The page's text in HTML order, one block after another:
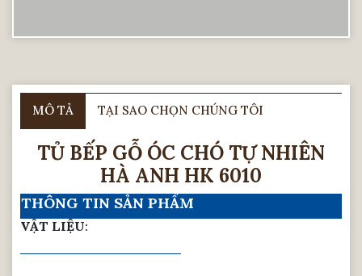
MÔ TẢ TẠI SAO CHỌN CHÚNG TÔI
TỦ BẾP GỖ ÓC CHÓ TỰ NHIÊN
HÀ ANH HK 6010
THÔNG TIN SẢN PHẨM
VẬT LIỆU: